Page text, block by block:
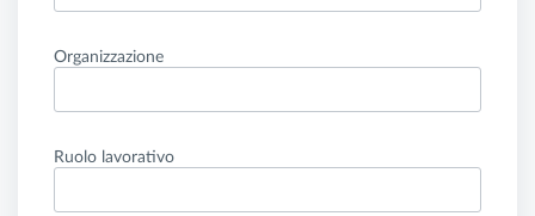
Organizzazione
Ruolo lavorativo